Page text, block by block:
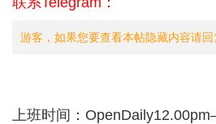
游客，如果您要查看本帖隐藏内容请回
上班时间：